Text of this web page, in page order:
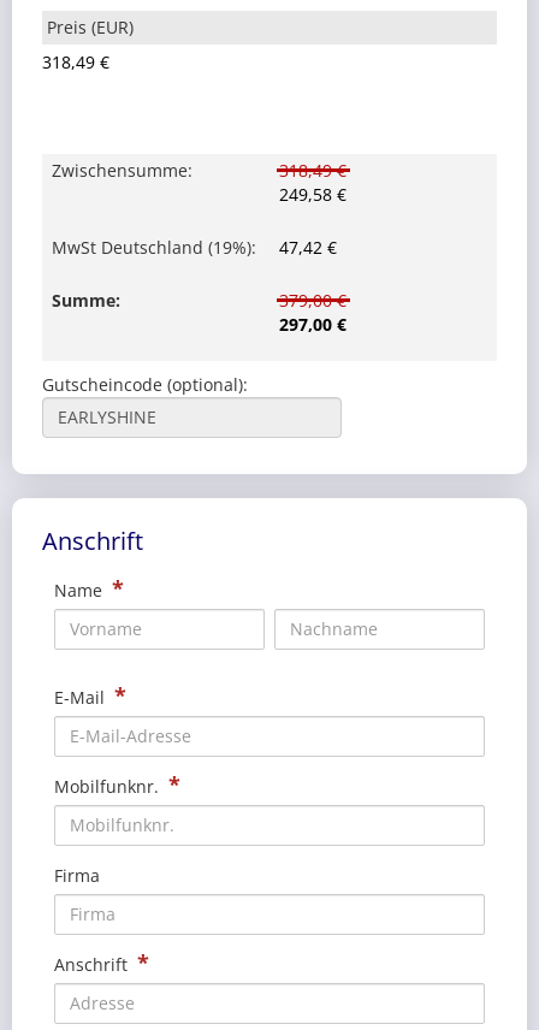
318,49 €
Zwischensumme:
318,49 €
249,58 €
MwSt Deutschland (19%): 47,42 €
Summe:
379,00 €
297,00 €
Gutscheincode (optional):
Anschrift
Name *
E-Mail *
Mobilfunknr. *
Firma
Anschrift *